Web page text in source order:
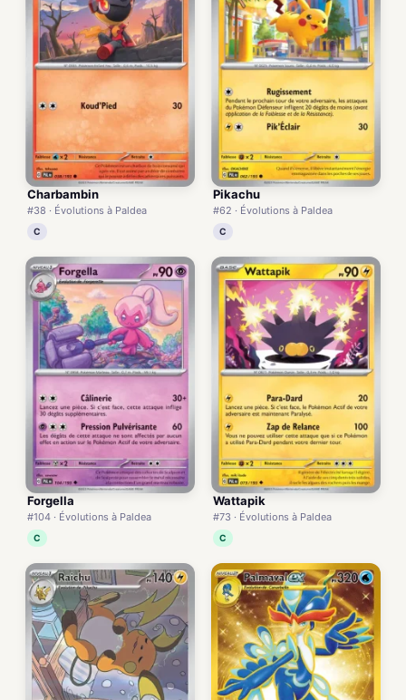
Charbambin
#38 · Évolutions à Paldea
C
Pikachu
#62 · Évolutions à Paldea
C
Forgella
#104 · Évolutions à Paldea
C
Wattapik
#73 · Évolutions à Paldea
C